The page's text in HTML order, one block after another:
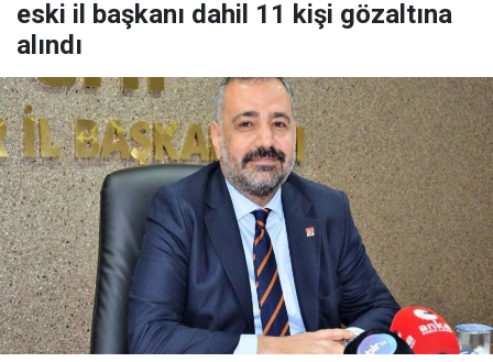
eski il başkanı dahil 11 kişi gözaltına
alındı